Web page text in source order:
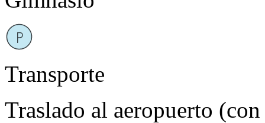
Transporte
Traslado al aeropuerto